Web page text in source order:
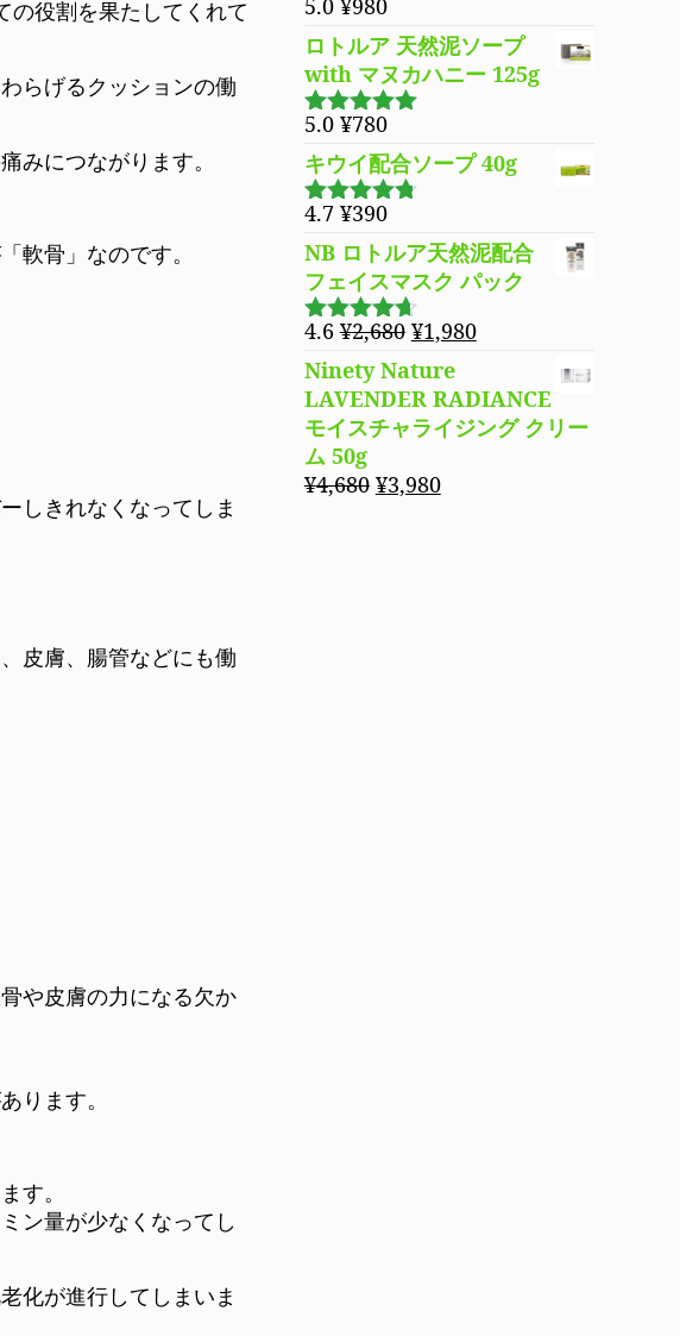
の役割を果たしてくれて
らげるクッションの働
みにつながります。
軟骨」なのです。
しきれなくなってしま
皮膚、腸管などにも働
や皮膚の力になる欠か
ります。
す。
ン量が少なくなってし
化が進行してしまいま
5段階で
5.00
の評価
5.0 ¥980
ロトルア 天然泥ソープ
with マヌカハニー 125g
5段階で
5.00の評価
5.0 ¥780
キウイ配合ソープ 40g
5段階で
4.70 の評
価
4.7 ¥390
NB ロトルア天然泥配合
フェイスマスク パック
5段階で
4.60
の評
価
4.6 ¥2,680 元
の
価
格
は
¥2,680
で
¥1,980現
の
価
格
Ninety Nature
LAVENDER RADIANCE
モイスチャライジング クリー
ム 50g
¥4,680 元
¥3,980現